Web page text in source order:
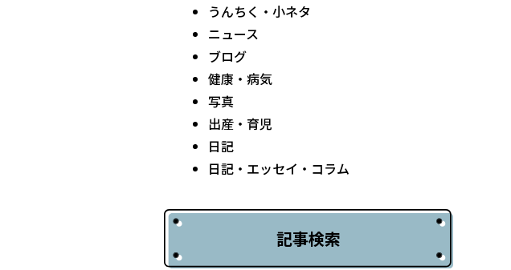
うんちく・小ネタ
ニュース
ブログ
健康・病気
写真
出産・育児
日記
日記・エッセイ・コラム
記事検索